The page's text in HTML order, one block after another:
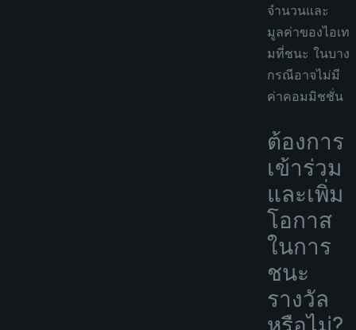
จำนวนและ
มูลค่าของไอเท
มที่ชนะ ในบาง
กรณีอาจไม่มี
ค่าคอมมิชชั่น
ต้องการ
เข้าร่วม
และเพิ่ม
โอกาส
ในการ
ชนะ
รางวัล